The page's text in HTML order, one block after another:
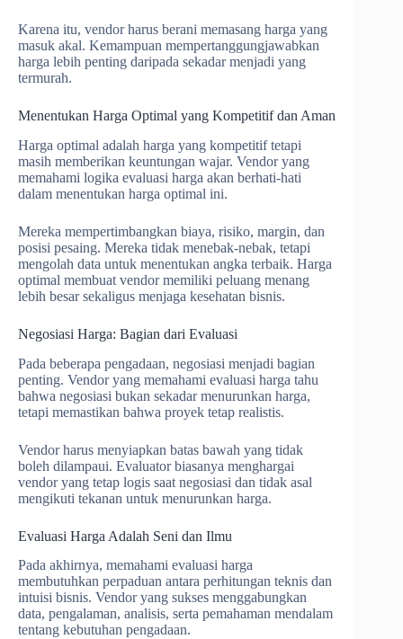
Karena itu, vendor harus berani memasang harga yang
masuk akal. Kemampuan mempertanggungjawabkan
harga lebih penting daripada sekadar menjadi yang
termurah.
Menentukan Harga Optimal yang Kompetitif dan Aman
Harga optimal adalah harga yang kompetitif tetapi
masih memberikan keuntungan wajar. Vendor yang
memahami logika evaluasi harga akan berhati-hati
dalam menentukan harga optimal ini.
Mereka mempertimbangkan biaya, risiko, margin, dan
posisi pesaing. Mereka tidak menebak-nebak, tetapi
mengolah data untuk menentukan angka terbaik. Harga
optimal membuat vendor memiliki peluang menang
lebih besar sekaligus menjaga kesehatan bisnis.
Negosiasi Harga: Bagian dari Evaluasi
Pada beberapa pengadaan, negosiasi menjadi bagian
penting. Vendor yang memahami evaluasi harga tahu
bahwa negosiasi bukan sekadar menurunkan harga,
tetapi memastikan bahwa proyek tetap realistis.
Vendor harus menyiapkan batas bawah yang tidak
boleh dilampaui. Evaluator biasanya menghargai
vendor yang tetap logis saat negosiasi dan tidak asal
mengikuti tekanan untuk menurunkan harga.
Evaluasi Harga Adalah Seni dan Ilmu
Pada akhirnya, memahami evaluasi harga
membutuhkan perpaduan antara perhitungan teknis dan
intuisi bisnis. Vendor yang sukses menggabungkan
data, pengalaman, analisis, serta pemahaman mendalam
tentang kebutuhan pengadaan.